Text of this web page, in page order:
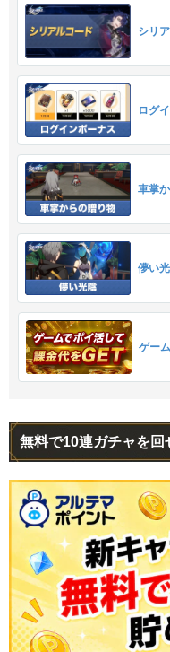
シリ
ログ
車掌
儚い
ゲー
無料で10連ガチャを回